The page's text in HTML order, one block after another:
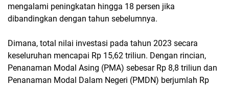
mengalami peningkatan hingga 18 persen jika
dibandingkan dengan tahun sebelumnya.
Dimana, total nilai investasi pada tahun 2023 secara
keseluruhan mencapai Rp 15,62 triliun. Dengan rincian,
Penanaman Modal Asing (PMA) sebesar Rp 8,8 triliun dan
Penanaman Modal Dalam Negeri (PMDN) berjumlah Rp